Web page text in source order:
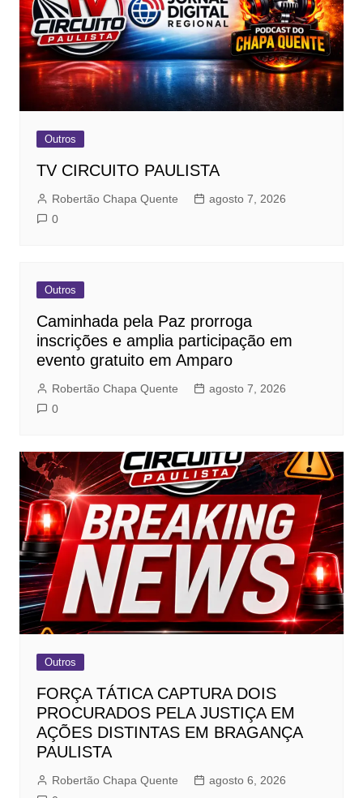
Outros
TV CIRCUITO PAULISTA
Robertão Chapa Quente
agosto 7, 2026
0
Outros
Caminhada pela Paz prorroga
inscrições e amplia participação em
evento gratuito em Amparo
Robertão Chapa Quente
agosto 7, 2026
0
Outros
FORÇA TÁTICA CAPTURA DOIS
PROCURADOS PELA JUSTIÇA EM
AÇÕES DISTINTAS EM BRAGANÇA
PAULISTA
Robertão Chapa Quente
agosto 6, 2026